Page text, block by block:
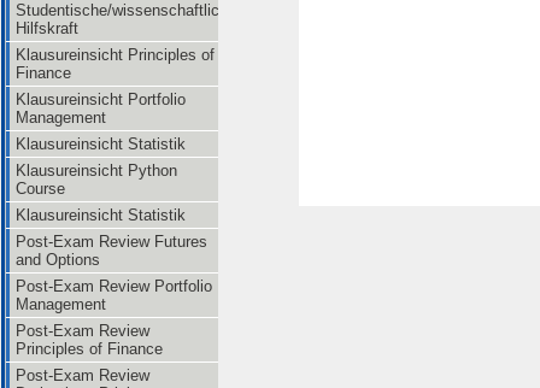
Studentische/wissenschaftliche
Hilfskraft
Klausureinsicht Principles of
Finance
Klausureinsicht Portfolio
Management
Klausureinsicht Statistik
Klausureinsicht Python
Course
Klausureinsicht Statistik
Post-Exam Review Futures
and Options
Post-Exam Review Portfolio
Management
Post-Exam Review
Principles of Finance
Post-Exam Review